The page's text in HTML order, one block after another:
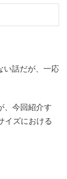
い話だが、一応
、今回紹介す
イズにおける